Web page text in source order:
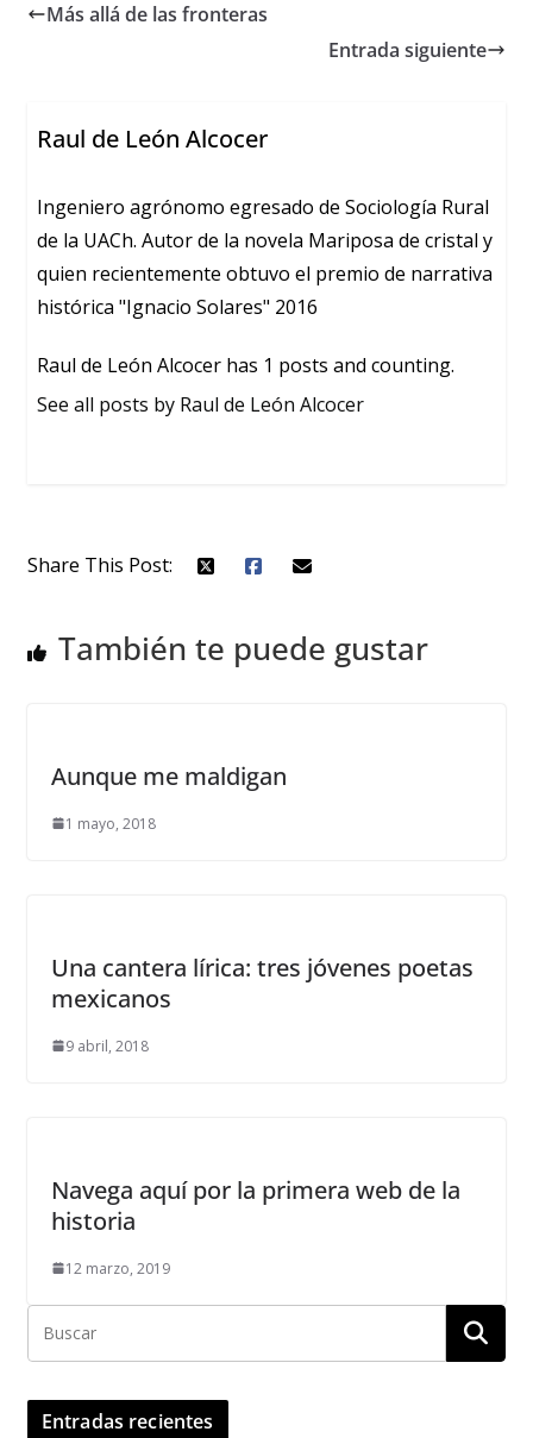
Más allá de las fronteras
Entrada siguiente
Raul de León Alcocer
Ingeniero agrónomo egresado de Sociología Rural
de la UACh. Autor de la novela Mariposa de cristal y
quien recientemente obtuvo el premio de narrativa
histórica "Ignacio Solares" 2016
Raul de León Alcocer has 1 posts and counting.
See all posts by Raul de León Alcocer
Share This Post:
También te puede gustar
Aunque me maldigan
1 mayo, 2018
Una cantera lírica: tres jóvenes poetas
mexicanos
9 abril, 2018
Navega aquí por la primera web de la
historia
12 marzo, 2019
Entradas recientes